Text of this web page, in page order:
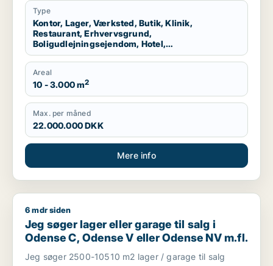
Type
Kontor, Lager, Værksted, Butik, Klinik,
Restaurant, Erhvervsgrund,
Boligudlejningsejendom, Hotel,
Produktionslokaler, Garage
Areal
10 - 3.000 m2
Max. per måned
22.000.000 DKK
Mere info
Jeg søger lager eller garage til salg i Odense C, Odense V
6 mdr siden
Jeg søger lager eller garage til salg i
Odense C, Odense V eller Odense NV m.fl.
Jeg søger 2500-10510 m2 lager / garage til salg